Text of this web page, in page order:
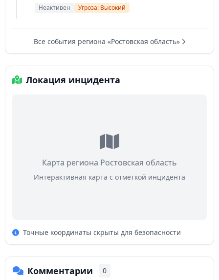
Неактивен Угроза: Высокий
Все события региона «Ростовская область»
Локация инцидента
Карта региона Ростовская область
Интерактивная карта с отметкой инцидента
Точные координаты скрыты для безопасности
Комментарии 0